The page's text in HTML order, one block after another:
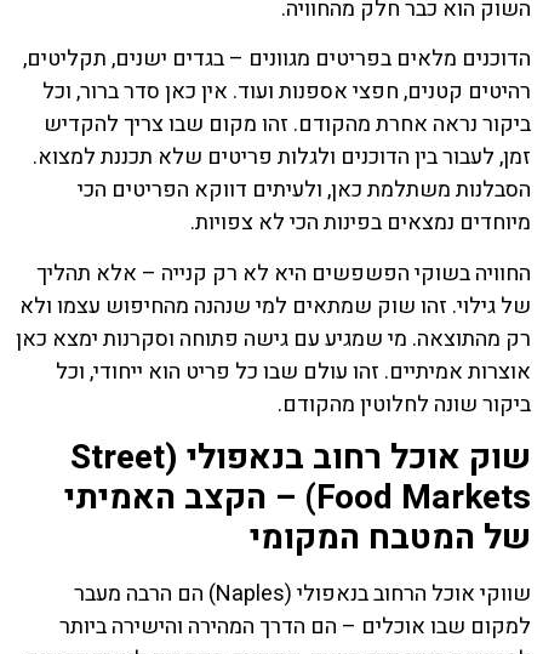
השוק הוא כבר חלק מהחוויה.
הדוכנים מלאים בפריטים מגוונים – בגדים ישנים, תקליטים,
רהיטים קטנים, חפצי אספנות ועוד. אין כאן סדר ברור, וכל
ביקור נראה אחרת מהקודם. זהו מקום שבו צריך להקדיש
זמן, לעבור בין הדוכנים ולגלות פריטים שלא תכננת למצוא.
הסבלנות משתלמת כאן, ולעיתים דווקא הפריטים הכי
מיוחדים נמצאים בפינות הכי לא צפויות.
החוויה בשוקי הפשפשים היא לא רק קנייה – אלא תהליך
של גילוי. זהו שוק שמתאים למי שנהנה מהחיפוש עצמו ולא
רק מהתוצאה. מי שמגיע עם גישה פתוחה וסקרנות ימצא כאן
אוצרות אמיתיים. זהו עולם שבו כל פריט הוא ייחודי, וכל
ביקור שונה לחלוטין מהקודם.
שוק אוכל רחוב בנאפולי (Street
Food Markets) – הקצב האמיתי
של המטבח המקומי
שווקי אוכל הרחוב בנאפולי (Naples) הם הרבה מעבר
למקום שבו אוכלים – הם הדרך המהירה והישירה ביותר